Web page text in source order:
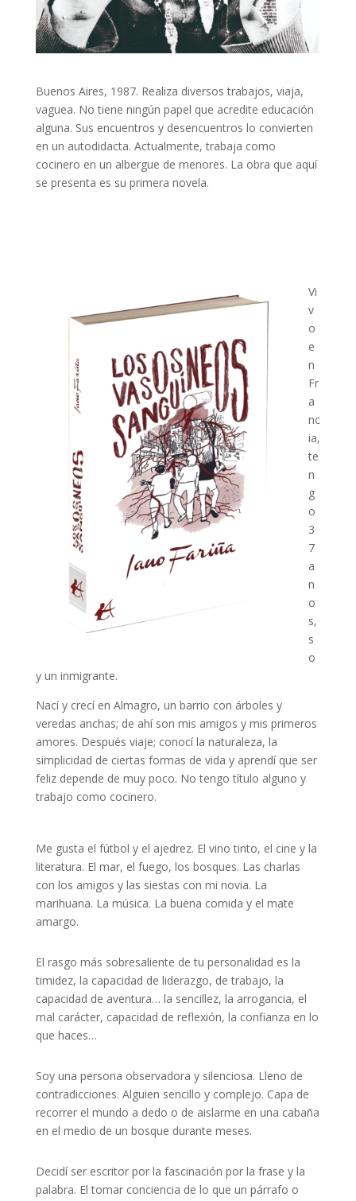
Buenos Aires, 1987. Realiza diversos trabajos, viaja,
vaguea. No tiene ningún papel que acredite educación
alguna. Sus encuentros y desencuentros lo convierten
en un autodidacta. Actualmente, trabaja como
cocinero en un albergue de menores. La obra que aquí
se presenta es su primera novela.
Vi
v
o
e
n
Fr
a
nc
ia,
te
n
g
o
3
7
a
n
o
s,
s
o
y un inmigrante.
Nací y crecí en Almagro, un barrio con árboles y
veredas anchas; de ahí son mis amigos y mis primeros
amores. Después viaje; conocí la naturaleza, la
simplicidad de ciertas formas de vida y aprendí que ser
feliz depende de muy poco. No tengo título alguno y
trabajo como cocinero.
Me gusta el fútbol y el ajedrez. El vino tinto, el cine y la
literatura. El mar, el fuego, los bosques. Las charlas
con los amigos y las siestas con mi novia. La
marihuana. La música. La buena comida y el mate
amargo.
El rasgo más sobresaliente de tu personalidad es la
timidez, la capacidad de liderazgo, de trabajo, la
capacidad de aventura… la sencillez, la arrogancia, el
mal carácter, capacidad de reflexión, la confianza en lo
que haces…
Soy una persona observadora y silenciosa. Lleno de
contradicciones. Alguien sencillo y complejo. Capa de
recorrer el mundo a dedo o de aislarme en una cabaña
en el medio de un bosque durante meses.
Decidí ser escritor por la fascinación por la frase y la
palabra. El tomar conciencia de lo que un párrafo o